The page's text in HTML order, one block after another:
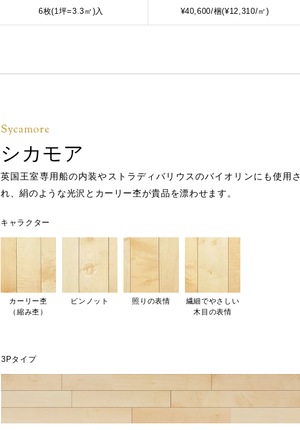
6枚(1坪=3.3㎡)入 ¥40,600/梱(¥12,310/㎡)
Sycamore
シカモア
英国王室専用船の内装やストラディバリウスのバイオリンにも使用さ
れ、絹のような光沢とカーリー杢が貴品を漂わせます。
キャラクター
カーリー杢
（縮み杢）
ピンノット 照りの表情
繊細でやさしい
木目の表情
3Pタイプ